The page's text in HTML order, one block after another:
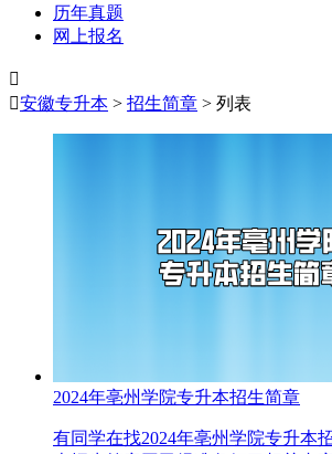
历年真题
网上报名

安徽专升本 > 招生简章 > 列表
2024年亳州学院专升本招生简章
有同学在找2024年亳州学院专升本